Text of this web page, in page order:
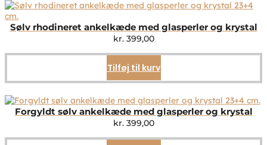
Sølv rhodineret ankelkæde med glasperler og krystal
kr.399,00
Tilføj til kurv
Forgyldt sølv ankelkæde med glasperler og krystal
kr.399,00